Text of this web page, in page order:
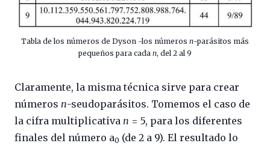
Tabla de los números de Dyson -los números n-parásitos más
pequeños para cada n, del 2 al 9
Claramente, la misma técnica sirve para crear
números n-seudoparásitos. Tomemos el caso de
la cifra multiplicativa n = 5, para los diferentes
finales del número a0 (de 2 a 9). El resultado lo